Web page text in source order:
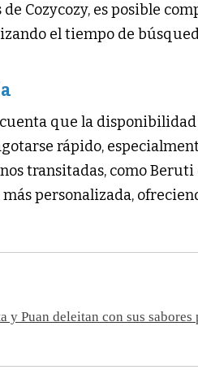
Cozycozy, es posible
el tiempo de
que la disponibilidad
rápido,
transitadas, como Beruti
personalizada,
y Puan deleitan con sus sabores